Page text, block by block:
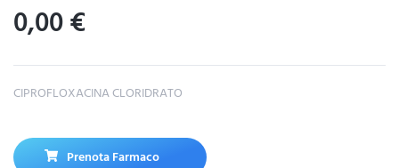
0,00€
CIPROFLOXACINA CLORIDRATO
Prenota Farmaco